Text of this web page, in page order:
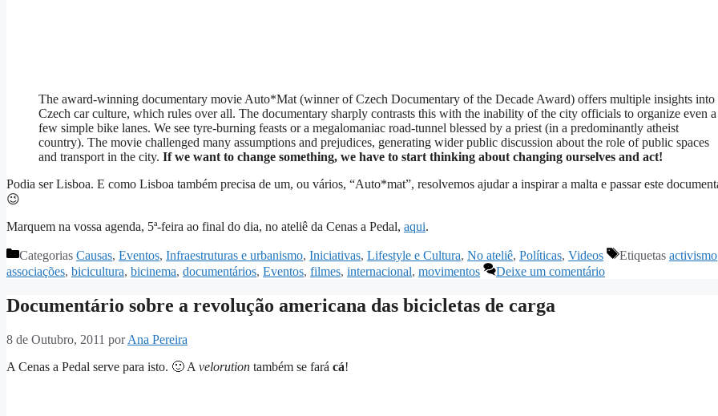
The award-winning documentary movie Auto*Mat (winner of Czech Documentary of the Decade Award) offers multiple insights into
Czech car culture, which rules over all. The documentary sharply contrasts this with the inability of the city officials to organize even a
few simple bike lanes. We see tyre-burning feasts or a megalomaniac road-tunnel blessed by a priest (in a predominantly atheist
country). The movie challenged many assumptions and prejudices, generating wider public discussion about the role of public spaces
and transport in the city. If we want to change something, we have to start thinking about changing ourselves and act!
Podia ser Lisboa. E como Lisboa também precisa de um, ou vários, “Auto*mat”, resolvemos ajudar a inspirar a malta e passar este
😉
Marquem na vossa agenda, 5ª-feira ao final do dia, no ateliê da Cenas a Pedal, aqui.
Categorias Causas, Eventos, Infraestruturas e urbanismo, Iniciativas, Lifestyle e Cultura, No ateliê, Políticas, Videos Etiquetas activismo
associações, bicicultura, bicinema, documentários, Eventos, filmes, internacional, movimentos Deixe um comentário
Documentário sobre a revolução americana das bicicletas de carga
8 de Outubro, 2011 porAna Pereira
A Cenas a Pedal serve para isto. 🙂 A velorution também se fará cá!